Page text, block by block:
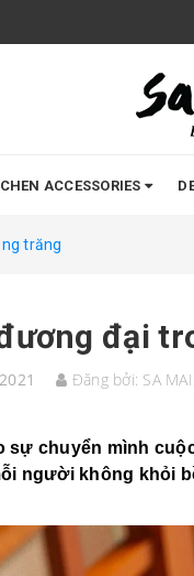
ACCESSORIES
trăng
đại
Đăng bởi: SA
sự chuyển mình
người không khỏi